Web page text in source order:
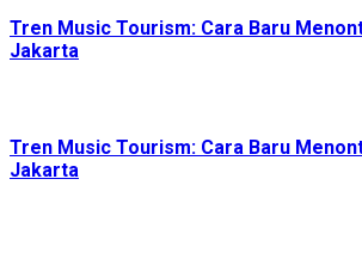
Tren Music Tourism: Cara Baru
Jakarta
Tren Music Tourism: Cara Baru
Jakarta